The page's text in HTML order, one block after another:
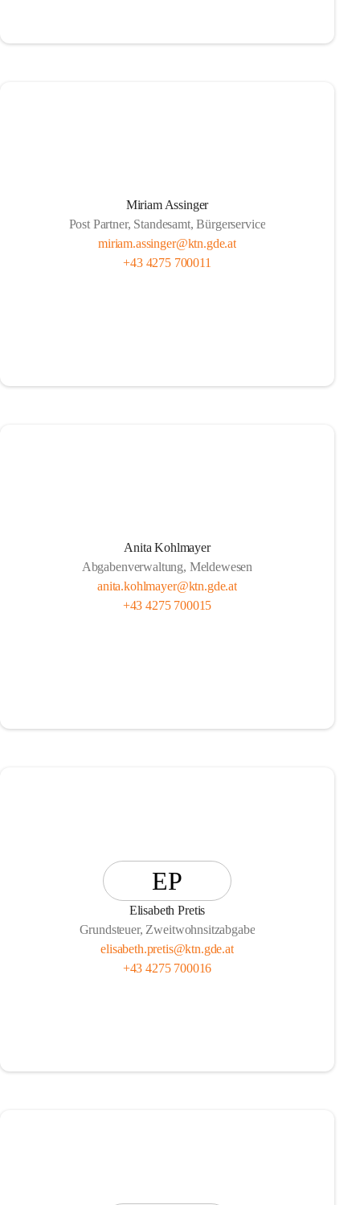
Miriam Assinger
Post Partner, Standesamt, Bürgerservice
miriam.assinger@ktn.gde.at
+43 4275 700011
Anita Kohlmayer
Abgabenverwaltung, Meldewesen
anita.kohlmayer@ktn.gde.at
+43 4275 700015
EP
Elisabeth Pretis
Grundsteuer, Zweitwohnsitzabgabe
elisabeth.pretis@ktn.gde.at
+43 4275 700016